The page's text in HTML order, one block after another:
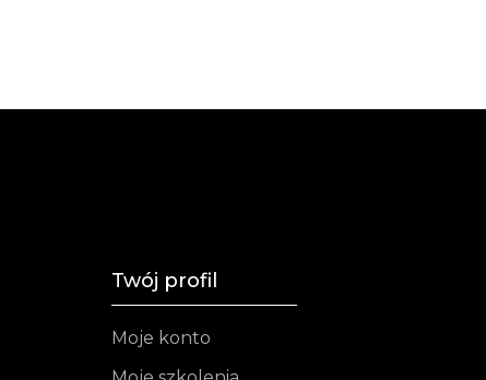
Twój profil
Moje konto